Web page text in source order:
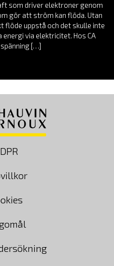
som driver elektroner genom
gör att ström kan flöda. Utan
flöde uppstå och det skulle inte
via elektricitet. Hos CA
[…]